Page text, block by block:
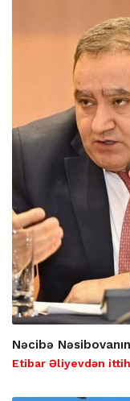
Nəcibə
Etibar Əliyevdən